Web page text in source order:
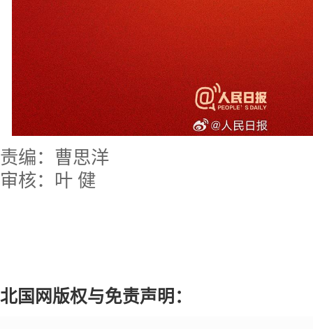
责编：曹思洋
审核：叶 健
北国网版权与免责声明：